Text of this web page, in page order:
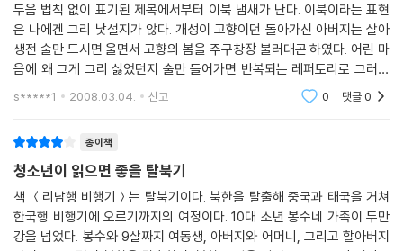
두음 법칙 없이 표기된 제목에서부터 이북 냄새가 난다. 이북이라는 표현
은 나에겐 그리 낯설지가 않다. 개성이 고향이던 돌아가신 아버지는 살아
생전 술만 드시면 울면서 고향의 봄을 주구창장 불러대곤 하였다. 어린 마
음에 왜 그게 그리 싫었던지 술만 들어가면 반복되는 레퍼토리로 그러는
아버지가 이해가 가질 않았다. 돌이켜 생각해보면 어려서 형님만 놔두고
s*****1 2008.03.04. 신고 0 댓글0
종이책
청소년이 읽으면 좋을 탈북기
책 ＜리남행 비행기＞는 탈북기이다. 북한을 탈출해 중국과 태국을 거쳐
한국행 비행기에 오르기까지의 여정이다. 10대 소년 봉수네 가족이 두만
강을 넘었다. 봉수와 9살짜지 여동생, 아버지와 어머니, 그리고 할아버지